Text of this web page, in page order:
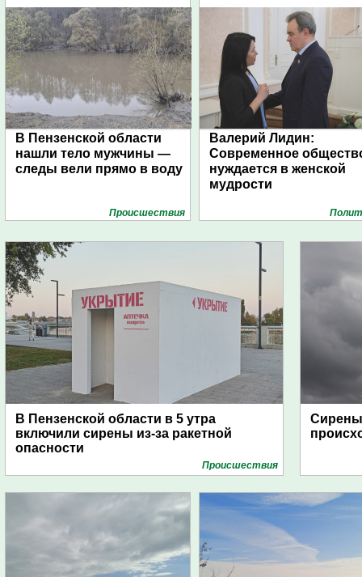
В Пензенской области
нашли тело мужчины —
следы вели прямо в воду
Проиcшествия
Валерий Лидин:
Современное
нуждается в женской
мудрости
В Пензенской области в 5 утра
включили сирены из-за ракетной
опасности
Проиcшествия
Сирены